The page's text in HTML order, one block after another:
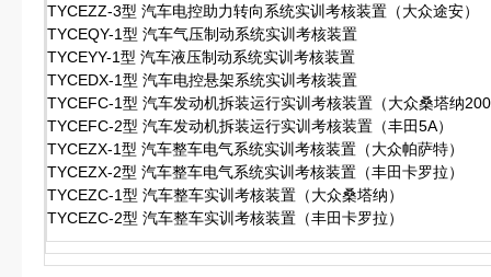
TYCEZZ-3型 汽车电控助力转向系统实训考核装置（大众途安）
TYCEQY-1型 汽车气压制动系统实训考核装置
TYCEYY-1型 汽车液压制动系统实训考核装置
TYCEDX-1型 汽车电控悬架系统实训考核装置
TYCEFC-1型 汽车发动机拆装运行实训考核装置（大众桑塔纳
TYCEFC-2型 汽车发动机拆装运行实训考核装置（丰田5A）
TYCEZX-1型 汽车整车电气系统实训考核装置（大众帕萨特）
TYCEZX-2型 汽车整车电气系统实训考核装置（丰田卡罗拉）
TYCEZC-1型 汽车整车实训考核装置（大众桑塔纳）
TYCEZC-2型 汽车整车实训考核装置（丰田卡罗拉）